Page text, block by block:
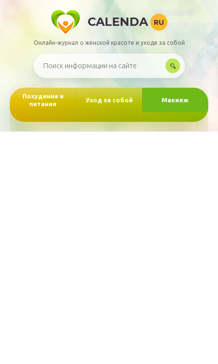
CALENDA RU
Онлайн-журнал о женской красоте и уходе за собой
Похудение и
питание
Уход за собой Макияж